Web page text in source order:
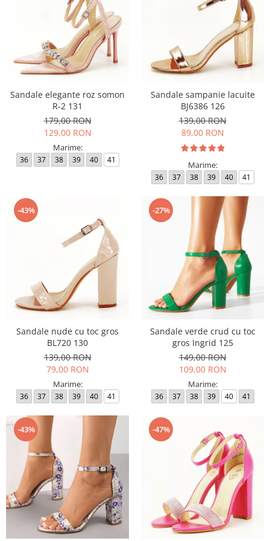
Sandale elegante roz somon
R-2 131
179,00 RON
129,00 RON
Marime:
36 37 38 39 40 41
Sandale sampanie lacuite
BJ6386 126
139,00 RON
89,00 RON
Marime:
36 37 38 39 40 41
-43%
Sandale nude cu toc gros
BL720 130
139,00 RON
79,00 RON
Marime:
36 37 38 39 40 41
-27%
Sandale verde crud cu toc
gros Ingrid 125
149,00 RON
109,00 RON
Marime:
36 37 38 39 40 41
-43% -47%